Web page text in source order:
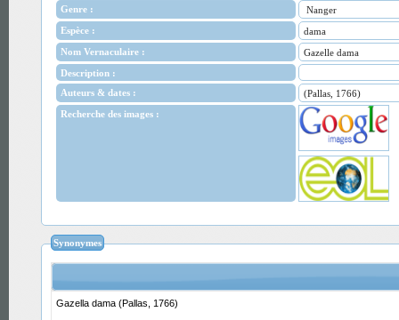
Genre :
Nanger
Espèce :
dama
Nom Vernaculaire :
Gazelle dama
Description :
Auteurs & dates :
(Pallas, 1766)
Recherche des images :
Synonymes
Gazella dama (Pallas, 1766)